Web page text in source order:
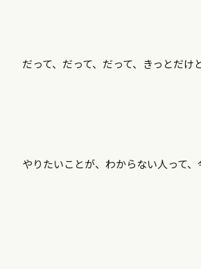
だって、だって、だって、きっとだけ
やりたいことが、わからない人って